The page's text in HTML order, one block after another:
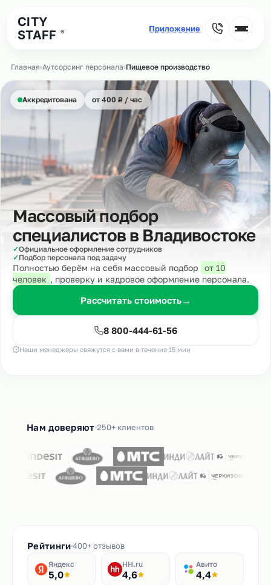
CITY
STAFF
®
Главная›Аутсорсинг персонала›Пищевое производство
Аккредитована от 400 ₽
Р/ час
Массовый подбор
специалистов вВладивостоке
✓Официальное оформление сотрудников
✓Подбор персонала под задачу
Полностью берём на себя массовый подбор
от 10
человек , проверку и кадровое оформление персонала.
Рассчитать стоимость→
8 800-444-61-56
Наши менеджеры свяжутся с вами в течение 15 мин
Нам доверяют 250+ клиентов
Рейтинги400+ отзывов
Яндекс
5,0
HH.ru
4,6
Авито
4,4